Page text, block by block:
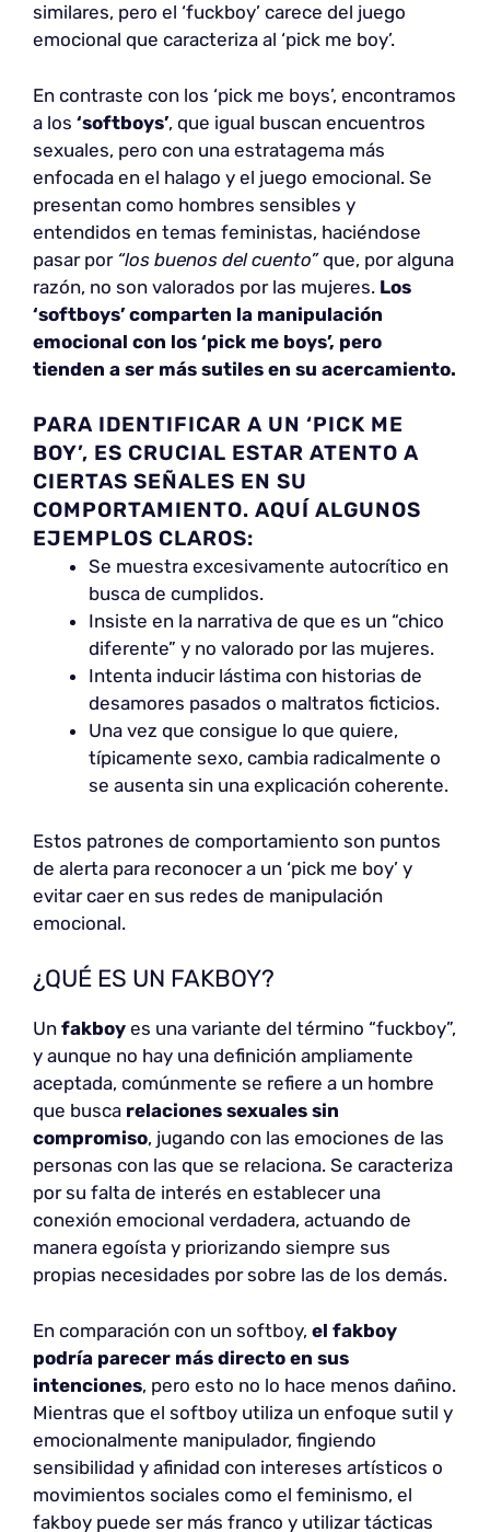
similares, pero el ‘fuckboy’ carece del juego
emocional que caracteriza al ‘pick me boy’.
En contraste con los ‘pick me boys’, encontramos
a los ‘softboys’, que igual buscan encuentros
sexuales, pero con una estratagema más
enfocada en el halago y el juego emocional. Se
presentan como hombres sensibles y
entendidos en temas feministas, haciéndose
pasar por “los buenos del cuento”que, por alguna
razón, no son valorados por las mujeres. Los
‘softboys’ comparten la manipulación
emocional con los ‘pick me boys’, pero
tienden a ser más sutiles en su acercamiento.
PARA IDENTIFICAR A UN ‘PICK ME
BOY’, ES CRUCIAL ESTAR ATENTO A
CIERTAS SEÑALES EN SU
COMPORTAMIENTO. AQUÍ ALGUNOS
EJEMPLOS CLAROS:
Se muestra excesivamente autocrítico en
busca de cumplidos.
Insiste en la narrativa de que es un “chico
diferente” y no valorado por las mujeres.
Intenta inducir lástima con historias de
desamores pasados o maltratos ficticios.
Una vez que consigue lo que quiere,
típicamente sexo, cambia radicalmente o
se ausenta sin una explicación coherente.
Estos patrones de comportamiento son puntos
de alerta para reconocer a un ‘pick me boy’ y
evitar caer en sus redes de manipulación
emocional.
¿QUÉ ES UN FAKBOY?
Un fakboy es una variante del término “fuckboy”,
y aunque no hay una definición ampliamente
aceptada, comúnmente se refiere a un hombre
que busca relaciones sexuales sin
compromiso, jugando con las emociones de las
personas con las que se relaciona. Se caracteriza
por su falta de interés en establecer una
conexión emocional verdadera, actuando de
manera egoísta y priorizando siempre sus
propias necesidades por sobre las de los demás.
En comparación con un softboy, el fakboy
podría parecer más directo en sus
intenciones, pero esto no lo hace menos dañino.
Mientras que el softboy utiliza un enfoque sutil y
emocionalmente manipulador, fingiendo
sensibilidad y afinidad con intereses artísticos o
movimientos sociales como el feminismo, el
fakboy puede ser más franco y utilizar tácticas